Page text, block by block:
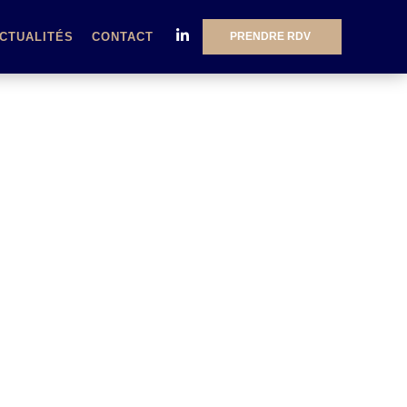
CONTACT PRENDRE RDV